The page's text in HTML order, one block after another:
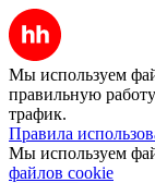
Мы используем
правильную
трафик.
Правила
Мы используем
файлов cookie